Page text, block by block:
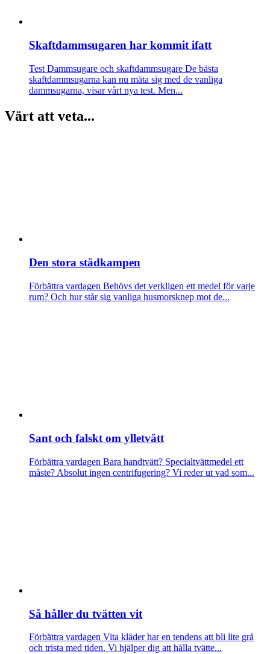
Skaftdammsugaren har kommit ifatt
Test Dammsugare och skaftdammsugare De bästa
skaftdammsugarna kan nu mäta sig med de vanliga
dammsugarna, visar vårt nya test. Men...
Värt att veta...
Den stora städkampen
Förbättra vardagen Behövs det verkligen ett medel för varje
rum? Och hur står sig vanliga husmorsknep mot de...
Sant och falskt om ylletvätt
Förbättra vardagen Bara handtvätt? Specialtvättmedel ett
måste? Absolut ingen centrifugering? Vi reder ut vad som...
Så håller du tvätten vit
Förbättra vardagen Vita kläder har en tendens att bli lite grå
och trista med tiden. Vi hjälper dig att hålla tvätte...